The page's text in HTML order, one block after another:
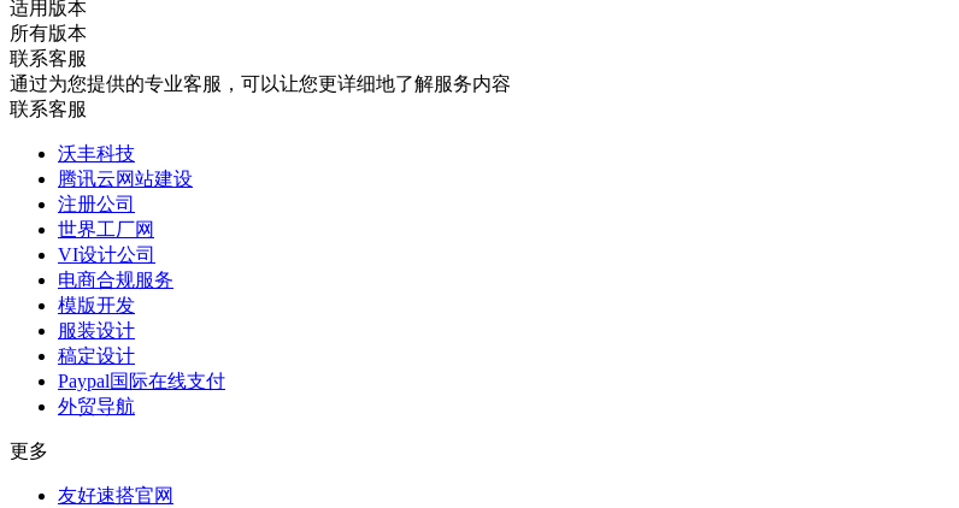
适用版本
所有版本
联系客服
通过为您提供的专业客服，可以让您更详细地了解服务内容
联系客服
沃丰科技
腾讯云网站建设
注册公司
世界工厂网
VI设计公司
电商合规服务
模版开发
服装设计
稿定设计
Paypal国际在线支付
外贸导航
更多
友好速搭官网